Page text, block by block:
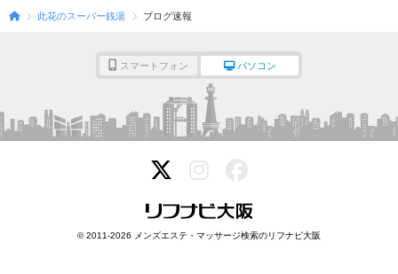
日本人スタッフのみ
Ｗセラピスト
こだわり条件を変更
此花のスーパー銭湯 ブログ速報
スマートフォン パソコン
© 2011-2026 メンズエステ・マッサージ検索のリフナビ大阪